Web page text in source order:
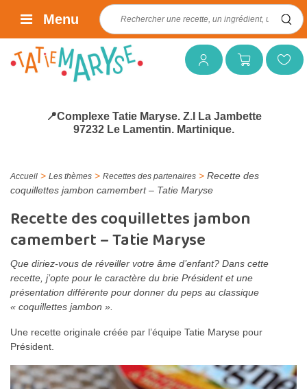
Mon compteMon panierMes favoris
Rechercher :
Menu
📍Complexe Tatie Maryse. Z.I La Jambette
97232 Le Lamentin. Martinique.
Accueil > Les thèmes > Recettes des partenaires > Recette des
coquillettes jambon camembert – Tatie Maryse
Recette des coquillettes jambon
camembert – Tatie Maryse
Que diriez-vous de réveiller votre âme d’enfant? Dans cette
recette, j’opte pour le caractère du brie Président et une
présentation différente pour donner du peps au classique
« coquillettes jambon ».
Une recette originale créée par l’équipe Tatie Maryse pour
Président.